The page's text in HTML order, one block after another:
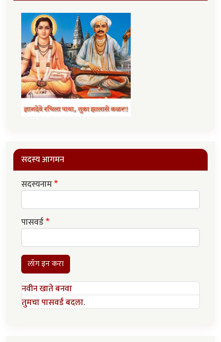
सदस्य आगमन
सदस्यनाम
पासवर्ड
लॉग इन करा
नवीन खाते बनवा
तुमचा पासवर्ड बदला.